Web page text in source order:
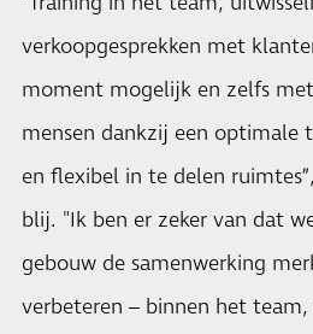
verkoopgesprekken met
moment mogelijk en zelfs
mensen dankzij een optimale
en flexibel in te delen
blij. "Ik ben er zeker van dat
gebouw de samenwerking
verbeteren – binnen het